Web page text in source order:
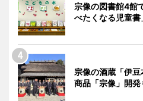
宗像の図書館4館
べたくなる児童書
宗像の酒蔵「伊
商品「宗像」開発